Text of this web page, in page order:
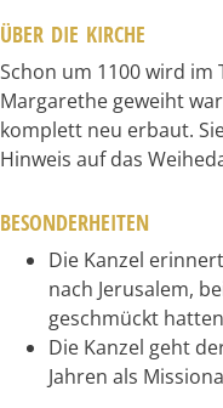
ÜBER DIE KIRCHE
Schon um 1100 wird im
Margarethe geweiht
komplett neu erbaut.
Hinweis auf das
BESONDERHEITEN
Die Kanzel
nach Jerusalem,
geschmückt
Die Kanzel geht
Jahren als